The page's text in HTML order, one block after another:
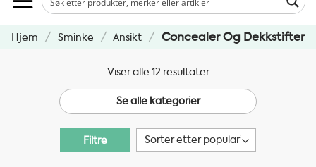
Hjem / Sminke / Ansikt / Concealer Og Dekkstifter
Viser alle 12 resultaterSortert
etter
propularitet
Se alle kategorier
Filtre